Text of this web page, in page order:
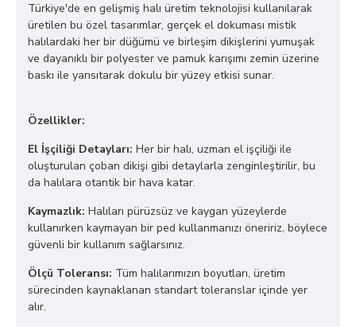
Türkiye'de en gelişmiş halı üretim teknolojisi kullanılarak
üretilen bu özel tasarımlar, gerçek el dokuması mistik
halılardaki her bir düğümü ve birleşim dikişlerini yumuşak
ve dayanıklı bir polyester ve pamuk karışımı zemin üzerine
baskı ile yansıtarak dokulu bir yüzey etkisi sunar.
Özellikler:
El İşçiliği Detayları: Her bir halı, uzman el işçiliği ile
oluşturulan çoban dikişi gibi detaylarla zenginleştirilir, bu
da halılara otantik bir hava katar.
Kaymazlık: Halıları pürüzsüz ve kaygan yüzeylerde
kullanırken kaymayan bir ped kullanmanızı öneririz, böylece
güvenli bir kullanım sağlarsınız.
Ölçü Toleransı: Tüm halılarımızın boyutları, üretim
sürecinden kaynaklanan standart toleranslar içinde yer
alır.